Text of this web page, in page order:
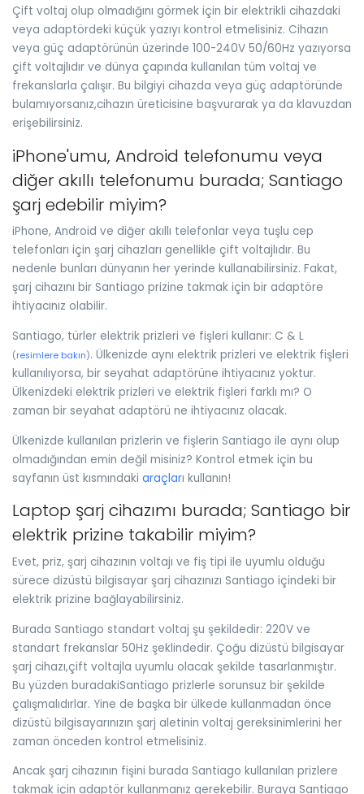
Çift voltaj olup olmadığını görmek için bir elektrikli cihazdaki
veya adaptördeki küçük yazıyı kontrol etmelisiniz. Cihazın
veya güç adaptörünün üzerinde 100-240V 50/60Hz yazıyorsa
çift voltajlıdır ve dünya çapında kullanılan tüm voltaj ve
frekanslarla çalışır. Bu bilgiyi cihazda veya güç adaptöründe
bulamıyorsanız,cihazın üreticisine başvurarak ya da klavuzdan
erişebilirsiniz.
iPhone'umu, Android telefonumu veya
diğer akıllı telefonumu burada; Santiago
şarj edebilir miyim?
iPhone, Android ve diğer akıllı telefonlar veya tuşlu cep
telefonları için şarj cihazları genellikle çift voltajlıdır. Bu
nedenle bunları dünyanın her yerinde kullanabilirsiniz. Fakat,
şarj cihazını bir Santiago prizine takmak için bir adaptöre
ihtiyacınız olabilir.
Santiago, türler elektrik prizleri ve fişleri kullanır: C & L
(resimlere bakın). Ülkenizde aynı elektrik prizleri ve elektrik fişleri
kullanılıyorsa, bir seyahat adaptörüne ihtiyacınız yoktur.
Ülkenizdeki elektrik prizleri ve elektrik fişleri farklı mı? O
zaman bir seyahat adaptörü ne ihtiyacınız olacak.
Ülkenizde kullanılan prizlerin ve fişlerin Santiago ile aynı olup
olmadığından emin değil misiniz? Kontrol etmek için bu
sayfanın üst kısmındaki araçları kullanın!
Laptop şarj cihazımı burada; Santiago bir
elektrik prizine takabilir miyim?
Evet, priz, şarj cihazının voltajı ve fiş tipi ile uyumlu olduğu
sürece dizüstü bilgisayar şarj cihazınızı Santiago içindeki bir
elektrik prizine bağlayabilirsiniz.
Burada Santiago standart voltaj şu şekildedir: 220V ve
standart frekanslar 50Hz şeklindedir. Çoğu dizüstü bilgisayar
şarj cihazı,çift voltajla uyumlu olacak şekilde tasarlanmıştır.
Bu yüzden buradakiSantiago prizlerle sorunsuz bir şekilde
çalışmalıdırlar. Yine de başka bir ülkede kullanmadan önce
dizüstü bilgisayarınızın şarj aletinin voltaj gereksinimlerini her
zaman önceden kontrol etmelisiniz.
Ancak şarj cihazının fişini burada Santiago kullanılan prizlere
takmak için adaptör kullanmanız gerekebilir. Buraya Santiago